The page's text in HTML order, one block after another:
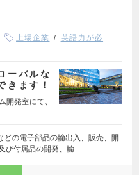
上場企業
英語力が必
ーバルな
きます！
開発室にて、
どの電子部品の輸出入、販売、開
び付属品の開発、輸…